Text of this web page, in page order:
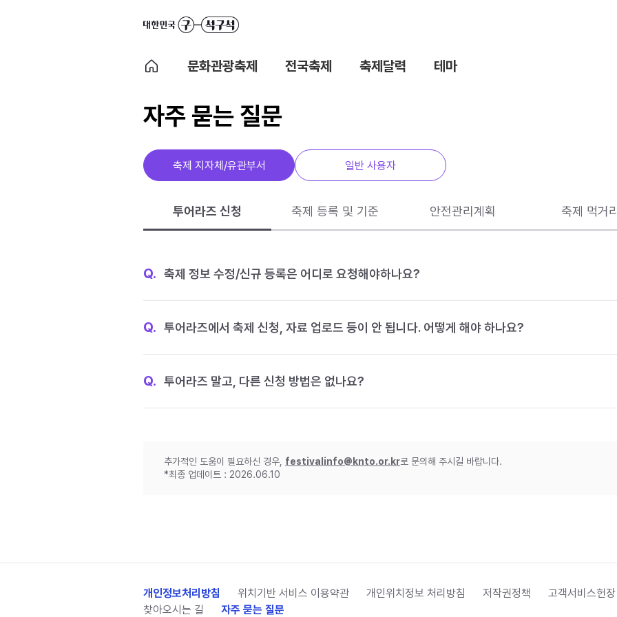
문화관광축제 전국축제 축제달력 테마
자주 묻는 질문
축제 지자체/유관부서 일반 사용자
투어라즈 신청 축제 등록 및 기준 안전관리계획 축제 먹거리
Q. 축제 정보 수정/신규 등록은 어디로 요청해야하나요?
Q. 투어라즈에서 축제 신청, 자료 업로드 등이 안 됩니다. 어떻게 해야 하나요?
Q. 투어라즈 말고, 다른 신청 방법은 없나요?
추가적인 도움이 필요하신 경우, festivalinfo@knto.or.kr로 문의해 주시길 바랍니다.
*최종 업데이트 : 2026.06.10
개인정보처리방침 위치기반 서비스 이용약관 개인위치정보 처리방침 저작권정책 고객서비스헌장
찾아오시는 길
자주 묻는 질문